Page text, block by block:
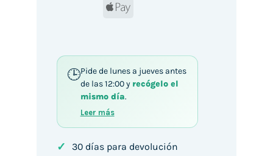
Apple
Pide de lunes a jueves antes
de las 12:00 y recógelo el
mismo día.
Leer más
✓ 30 días para devolución